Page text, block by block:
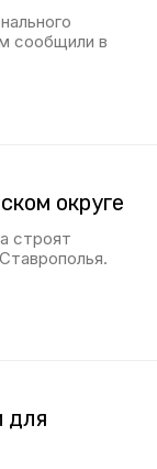
сообщили в
округе
строят
для